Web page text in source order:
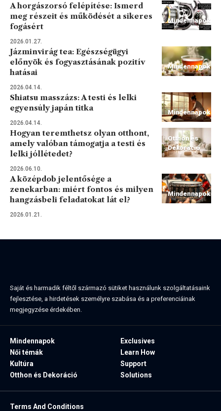
Mindennapok
A horgászorsó felépítése: Ismerd
meg részeit és működését a sikeres
fogásért
2026.01.27.
Mindennapok
Jázminvirág tea: Egészségügyi
előnyök és fogyasztásának pozitív
hatásai
2026.04.14.
Mindennapok
Shiatsu masszázs: A testi és lelki
egyensúly japán titka
2026.04.14.
Otthon és
Dekoráció
Hogyan teremthetsz olyan otthont,
amely valóban támogatja a testi és
lelki jóllétedet?
2026.06.10.
Mindennapok
A középdob jelentősége a
zenekarban: miért fontos és milyen
hangzásbeli feladatokat lát el?
2026.01.21.
Saját és harmadik féltől származó sütiket használunk szolgáltatásaink
fejlesztése, a hirdetések személyre szabása és a preferenciáinak
megjegyzése érdekében.
Mindennapok
Női témák
Kultúra
Otthon és Dekoráció
Exclusives
Learn How
Support
Solutions
Terms And Conditions